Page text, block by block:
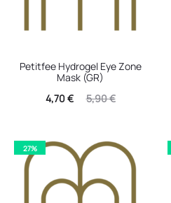
Petitfee Hydrogel Eye Zone
Mask (GR)
5,90€
Original
was:
5,90 €.
4,70€
Η
τιμή
είναι:
27%